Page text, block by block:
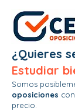
¿Quieres
Estudiar
Somos
oposiciones con
precio.